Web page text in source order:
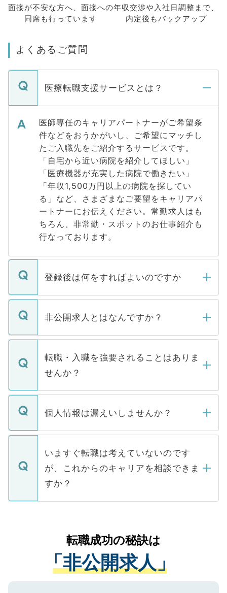
面接が不安な方へ、 面接への
同席も行っています
年収交渉や入社日調整まで、
内定後もバックアップ
よくあるご質問
医療転職支援サービスとは？
医師専任のキャリアパートナーがご希望条
件などをおうかがいし、ご希望にマッチし
たご入職先をご紹介するサービスです。
「自宅から近い病院を紹介してほしい」
「医療機器が充実した病院で働きたい」
「年収1,500万円以上の病院を探してい
る」など、さまざまなご要望をキャリアパ
ートナーにお伝えください。常勤求人はも
ちろん、非常勤・スポットのお仕事紹介も
行なっております。
登録後は何をすればよいのですか
ご登録いただきましたら、弊社担当者がご
登録内容を確認し、その後メールもしくは
ます。通常、5営業日以内にはご連絡をせて
いただきますので、しばらくお待ちくださ
非公開求人とはなんですか？
マイナビDOCTORで取り扱っている求人の
うち約3割は、Webサイトからご覧いただ
けない「非公開求人」です。非公開求人は
下記の理由によって、一般には公開してい
ません。
■応募殺到を避けるため 人気のある医療機
関を公にしてしまうと、応募が殺到する場
に、医療機関が求める条件に合った人材の
みを人材紹介会社に依頼するケースが増え
ています。
転職・入職を強要されることはありま
せんか？
転職・入職を強要することは一切ありませ
ん。また、仮に応募先から内定をいただい
定を承諾する必要はありません。内定先へ
の辞退の連絡はキャリアパートナーが行い
個人情報は漏えいしませんか？
個人情報が漏えいすることはありませんの
で、ご安心ください。当サイトからの登録
などで収集したご登録者様の個人情報は、
ご本人のキャリアアップおよび転職活動の
支援を目的に使用いたします。お預かりし
ているすべての個人データはご本人の許可
は、個人情報の取り扱いについての厳密な
管理基準を満たした事業者のみに付与され
る、プライバシーマークを取得済みです。
いますぐ転職は考えていないのです
が、これからのキャリアを相談できま
すか？
かがいして、現在の医療機関の状況や紹介
経験をまじえながら、適切なアドバイスを
させていただきます。すぐにご転職をされ
ない方には、長期的なサポートが可能です
ので、まずはご登録ください。
転職成功の秘訣は
「非公開求人」